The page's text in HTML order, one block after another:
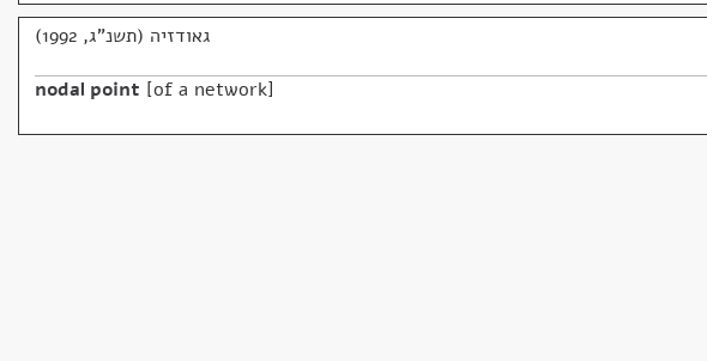
גאודזיה (תשנ"ג, 1992)
nodal point of a network